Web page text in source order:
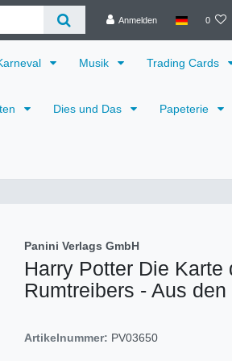
Anmelden 0
Musik Trading Cards
Dies und Das Papeterie
Panini Verlags GmbH
Harry Potter Die Karte
Rumtreibers - Aus
Artikelnummer: PV03650